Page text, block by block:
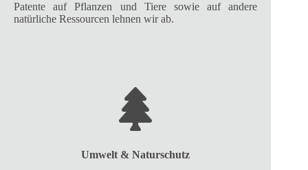
Patente auf Pflanzen und Tiere sowie auf andere
natürliche Ressourcen lehnen wir ab.
Umwelt & Naturschutz